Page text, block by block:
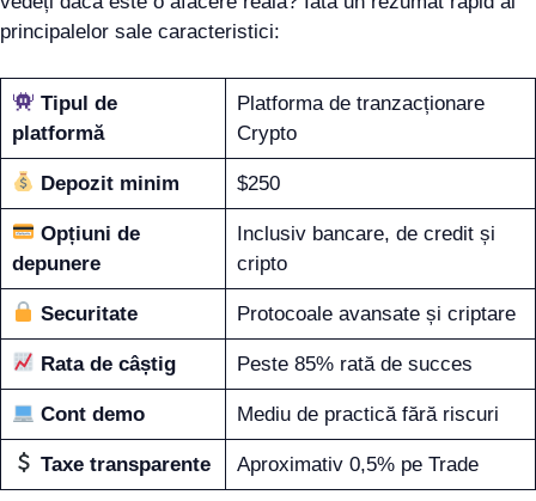
principalelor sale caracteristici:
Tipul de
platformă
Platforma de tranzacționare
Crypto
Depozit minim $250
Opțiuni de
depunere
Inclusiv bancare, de credit și
cripto
Securitate Protocoale avansate și criptare
Rata de câștig Peste 85% rată de succes
Cont demo Mediu de practică fără riscuri
Taxe transparente Aproximativ 0,5% pe Trade